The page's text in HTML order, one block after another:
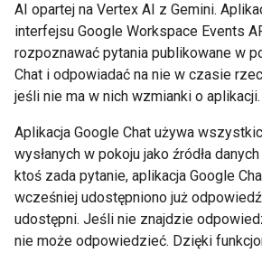
AI opartej na Vertex AI z Gemini.
interfejsu Google Workspace Events
rozpoznawać pytania publikowane w
Chat i odpowiadać na nie w czasie
jeśli nie ma w nich wzmianki o aplikacji.
Aplikacja Google Chat używa
wysłanych w pokoju jako źródła
ktoś zada pytanie, aplikacja Google
wcześniej udostępniono już
udostępni. Jeśli nie znajdzie
nie może odpowiedzieć. Dzięki